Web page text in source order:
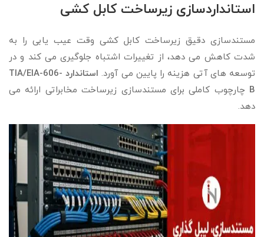
استانداردسازی زیرساخت کابل کشی
مستندسازی دقیق زیرساخت کابل کشی وقت عیب یابی را به
شدت کاهش می دهد، از تغییرات اشتباه جلوگیری می کند و در
توسعه های آتی هزینه را پایین می آورد.
استاندارد TIA/EIA-606-
B چارچوب کاملی برای مستندسازی زیرساخت مخابراتی ارائه می
دهد.